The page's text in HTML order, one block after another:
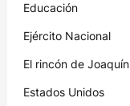
Educación
Ejército Nacional
El rincón de Joaquín
Estados Unidos